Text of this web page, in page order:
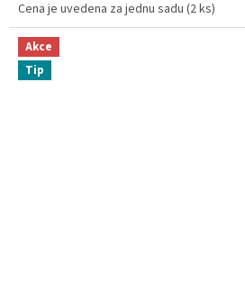
Cena je uvedena za jednu sadu (2 ks)
Akce
Tip